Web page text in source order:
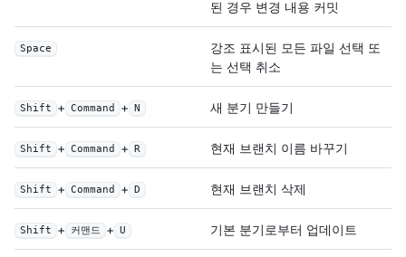
된 경우 변경 내용 커밋
Space
강조 표시된 모든 파일 선택 또
는 선택 취소
Shift + Command + N 새 분기 만들기
Shift + Command + R 현재 브랜치 이름 바꾸기
Shift + Command + D 현재 브랜치 삭제
Shift + 커맨드 + U 기본 분기로부터 업데이트